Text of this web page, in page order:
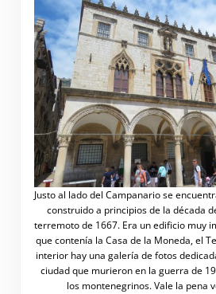
Justo al lado del Campanario se
construido a principios de la década
terremoto de 1667. Era un edificio muy
que contenía la Casa de la Moneda, el
interior hay una galería de fotos
ciudad que murieron en la guerra de
los montenegrinos. Vale la pena